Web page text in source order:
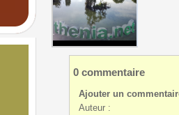
0 commentaire
Ajouter un
Auteur :